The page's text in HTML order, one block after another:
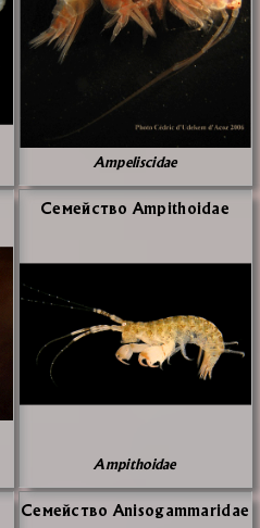
Ampeliscidae
Се­мей­ство Ampithoidae
Ampithoidae
Се­мей­ство Anisogammaridae